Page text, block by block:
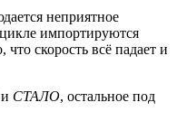
неприятное
импортируются
скорость всё падает и
и СТАЛО, остальное под